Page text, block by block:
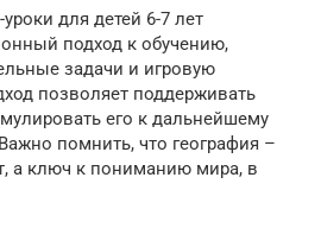
для детей 6-7 лет
подход к обучению,
задачи и игровую
позволяет поддерживать
его к дальнейшему
помнить, что география –
а ключ к пониманию мира, в